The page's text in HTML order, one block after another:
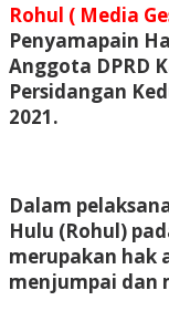
Rohul ( Media
Penyamapain
Anggota DPRD
Persidangan
2021.
Dalam
Hulu (Rohul)
merupakan hak
menjumpai dan